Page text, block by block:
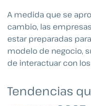
A medida que se
cambio, las
estar preparadas
modelo de negocio,
de interactuar con
Tendencias